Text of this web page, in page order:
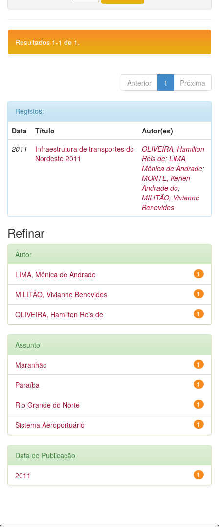
Resultados 1-1 de 1.
Anterior 1 Próxima
Registos:
Data
Título
Autor(es)
2011
Infraestrutura de transportes do
Nordeste 2011
OLIVEIRA, Hamilton
Reis de; LIMA,
Mônica de Andrade;
MONTE, Kerlen
Andrade do;
MILITÃO, Vivianne
Benevides
Refinar
Autor
1
LIMA, Mônica de Andrade
1
MILITÃO, Vivianne Benevides
1
OLIVEIRA, Hamilton Reis de
Assunto
1
Maranhão
1
Paraíba
1
Rio Grande do Norte
1
Sistema Aeroportuário
Data de Publicação
1
2011